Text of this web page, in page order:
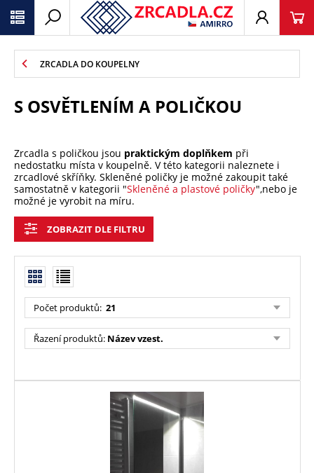
ZRCADLA DO KOUPELNY
S OSVĚTLENÍM A POLIČKOU
Zrcadla s poličkou jsou praktickým doplňkem při
nedostatku místa v koupelně. V této kategorii naleznete i
zrcadlové skříňky. Skleněné poličky je možné zakoupit také
samostatně v kategorii "Skleněné a plastové poličky",nebo je
možné je vyrobit na míru.
ZOBRAZIT DLE FILTRU
Počet produktů: 21
Řazení produktů: Název vzest.